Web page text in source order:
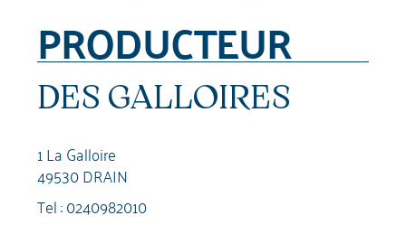
PRODUCTEUR
DES GALLOIRES
1 La Galloire
49530 DRAIN
Tel :0240982010